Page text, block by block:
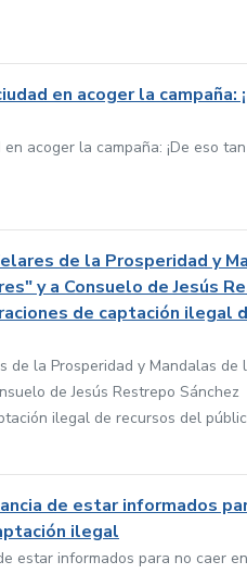
en acoger la campaña:
acoger la campaña: ¡De eso
de la Prosperidad y
y a Consuelo de Jesús
de captación ilegal
de la Prosperidad y Mandalas de
de Jesús Restrepo Sánchez
ilegal de recursos del
de estar informados
ilegal
estar informados para no caer